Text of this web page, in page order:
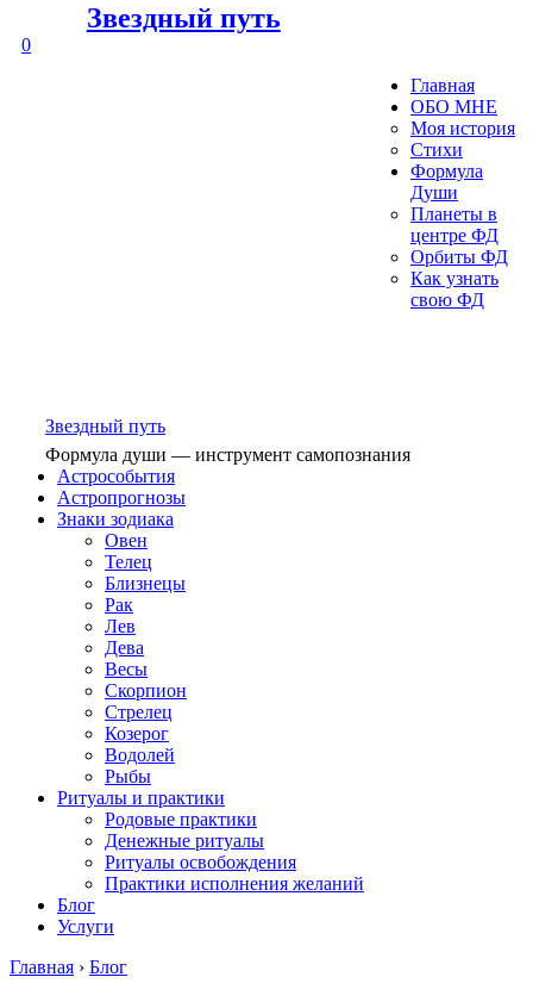
Звездный путь
0
Звездный путь
Формула души — инструмент самопознания
Главная
ОБО МНЕ
Моя история
Стихи
Формула
Души
Планеты в
центре ФД
Орбиты ФД
Как узнать
свою ФД
Астрособытия
Астропрогнозы
Знаки зодиака
Овен
Телец
Близнецы
Рак
Лев
Дева
Весы
Скорпион
Стрелец
Козерог
Водолей
Рыбы
Ритуалы и практики
Родовые практики
Денежные ритуалы
Ритуалы освобождения
Практики исполнения желаний
Блог
Услуги
Главная › Блог